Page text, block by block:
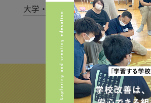
大学・専門学校 (17) 保育園・
私立 (356) オルタナティ